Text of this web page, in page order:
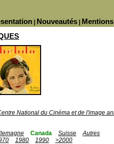
Nouveautés
National du Cinéma et de l'image
Canada Suisse
Autres
1980 1990
>2000